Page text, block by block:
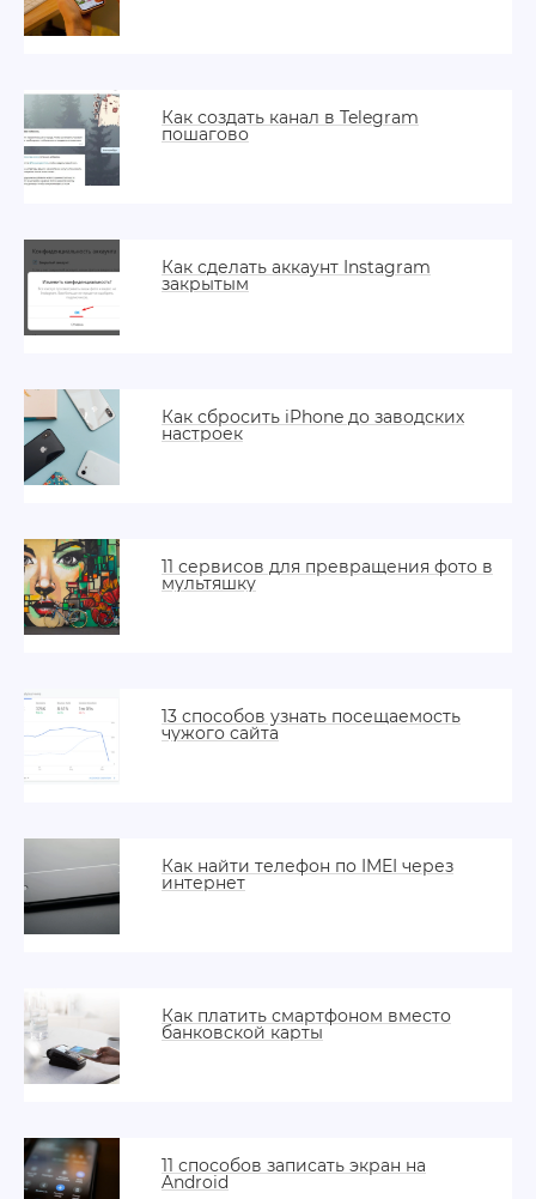
Как создать канал в Telegram
пошагово
Как сделать аккаунт Instagram
закрытым
Как сбросить iPhone до заводских
настроек
11 сервисов для превращения фото в
мультяшку
13 способов узнать посещаемость
чужого сайта
Как найти телефон по IMEI через
интернет
Как платить смартфоном вместо
банковской карты
11 способов записать экран на
Android